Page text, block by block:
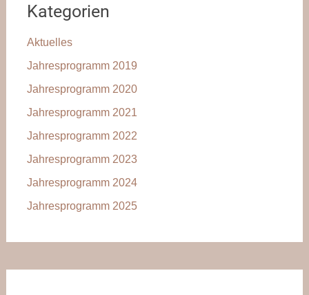
Kategorien
Aktuelles
Jahresprogramm 2019
Jahresprogramm 2020
Jahresprogramm 2021
Jahresprogramm 2022
Jahresprogramm 2023
Jahresprogramm 2024
Jahresprogramm 2025